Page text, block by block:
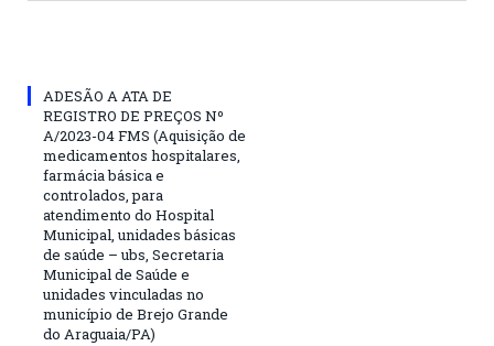
ADESÃO A ATA DE
REGISTRO DE PREÇOS Nº
A/2023-04 FMS (Aquisição de
medicamentos hospitalares,
farmácia básica e
controlados, para
atendimento do Hospital
Municipal, unidades básicas
de saúde – ubs, Secretaria
Municipal de Saúde e
unidades vinculadas no
município de Brejo Grande
do Araguaia/PA)